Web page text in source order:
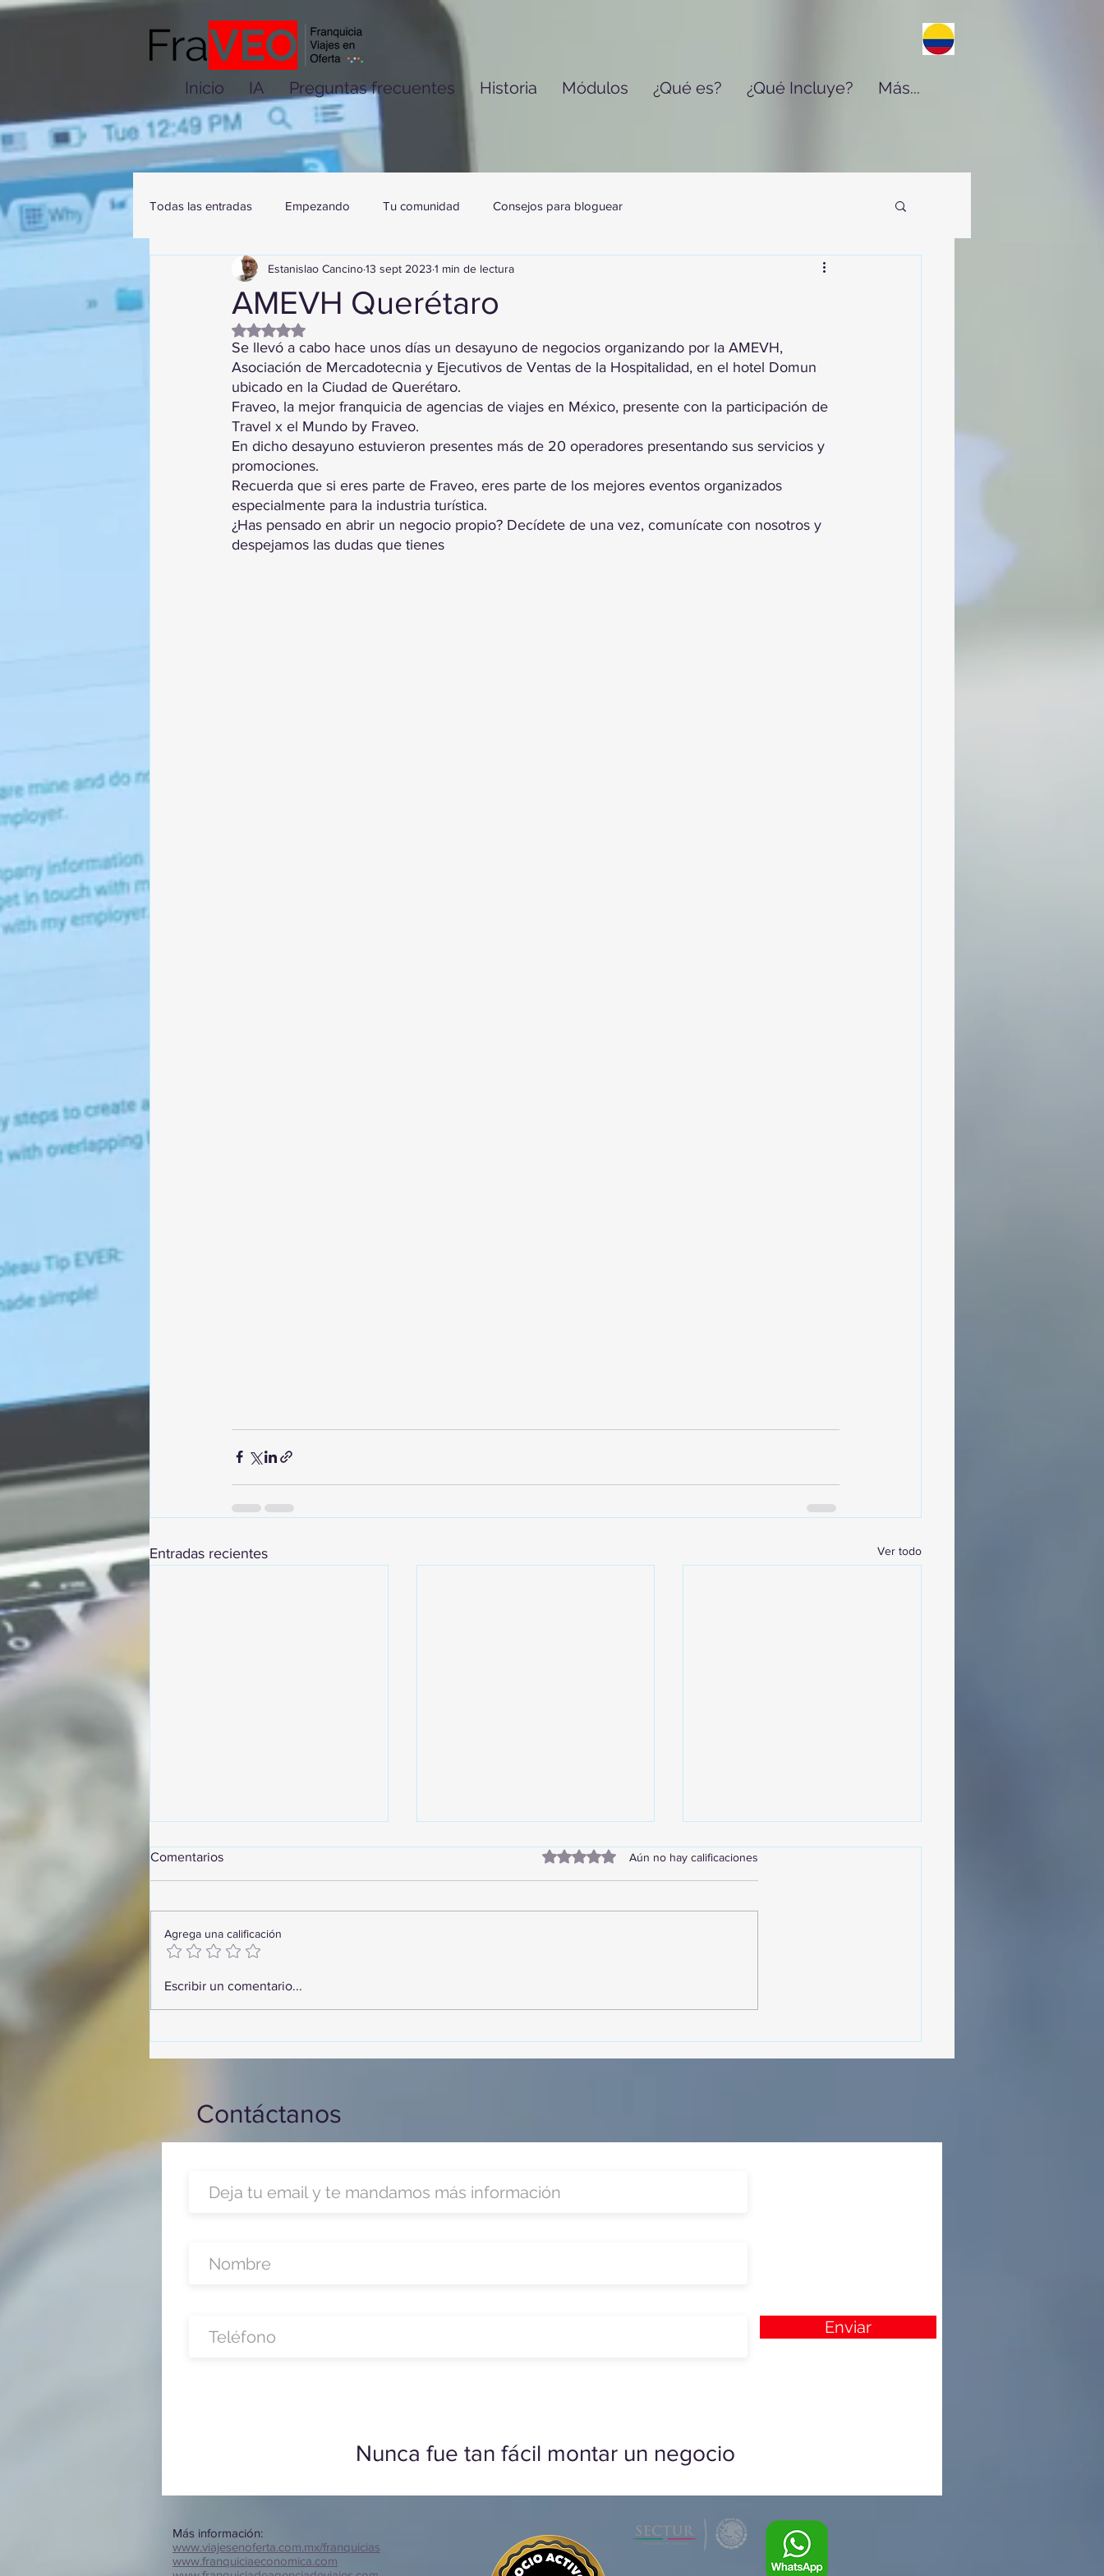
Inicio IA Preguntas frecuentes Historia Módulos ¿Qué es? ¿Qué Incluye? Más...
Todas las entradas Empezando Tu comunidad Consejos para bloguear
AMEVH Querétaro
Estanislao Cancino13 sept 2023 1 min de lectura
Obtuvo NaN de 5 estrellas.
Se llevó a cabo hace unos días un desayuno de negocios organizando por la AMEVH,
Asociación de Mercadotecnia y Ejecutivos de Ventas de la Hospitalidad, en el hotel Domun
ubicado en la Ciudad de Querétaro.
Fraveo, la mejor franquicia de agencias de viajes en México, presente con la participación de
Travel x el Mundo by Fraveo.
En dicho desayuno estuvieron presentes más de 20 operadores presentando sus servicios y
promociones.
Recuerda que si eres parte de Fraveo, eres parte de los mejores eventos organizados
especialmente para la industria turística.
¿Has pensado en abrir un negocio propio? Decídete de una vez, comunícate con nosotros y
despejamos las dudas que tienes
Entradas recientes Ver todo
¡Arte, Vino y las Mejores
Acapulco!
Comentarios Obtuvo 0 de 5 estrellas.
Aún no hay calificaciones
Agrega una calificación
Escribir un comentario...
Contáctanos
Enviar
Nunca fue tan fácil montar un negocio
Más información:
www.viajesenoferta.com.mx/franquicias
www.franquiciaeconomica.com